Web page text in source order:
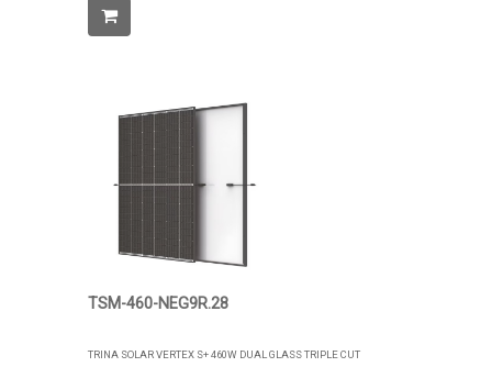
TSM-460-NEG9R.28
TRINA SOLAR VERTEX S+ 460W DUAL GLASS TRIPLE CUT